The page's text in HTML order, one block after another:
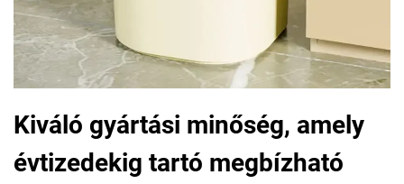
Kiváló gyártási minőség, amely
évtizedekig tartó megbízható